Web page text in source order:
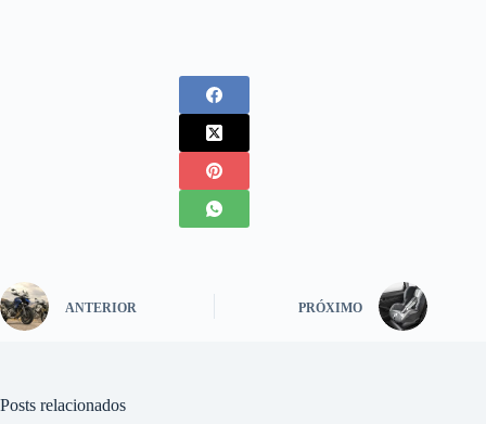
ANTERIOR PRÓXIMO
Posts relacionados